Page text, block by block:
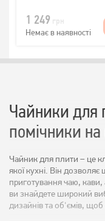
1 249
Немає в наявності
Чайники для
помічники на
Чайник для плити – це
якої кухні. Він
приготування чаю, кави,
ви знайдете широкий
дизайнів та об'ємів,